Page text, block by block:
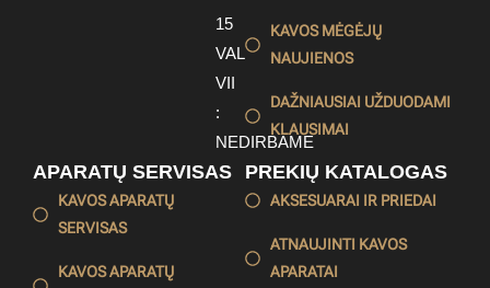
15
VAL
VII
:
NEDIRBAME
KAVOS MĖGĖJŲ
NAUJIENOS
DAŽNIAUSIAI UŽDUODAMI
KLAUSIMAI
APARATŲ SERVISAS
KAVOS APARATŲ
SERVISAS
KAVOS APARATŲ
PREKIŲ KATALOGAS
AKSESUARAI IR PRIEDAI
ATNAUJINTI KAVOS
APARATAI